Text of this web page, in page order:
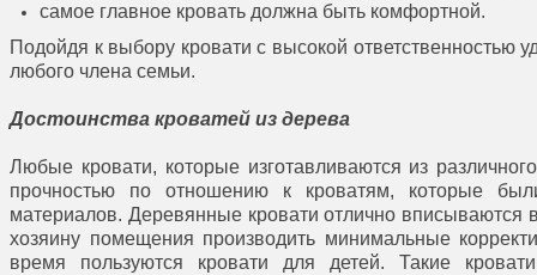
самое главное кровать должна быть комфортной.
Подойдя к выбору кровати с высокой ответственностью
любого члена семьи.
Достоинства кроватей из дерева
Любые кровати, которые изготавливаются из
прочностью по отношению к кроватям, которые
материалов. Деревянные кровати отлично вписываются
хозяину помещения производить минимальные
время пользуются кровати для детей. Такие